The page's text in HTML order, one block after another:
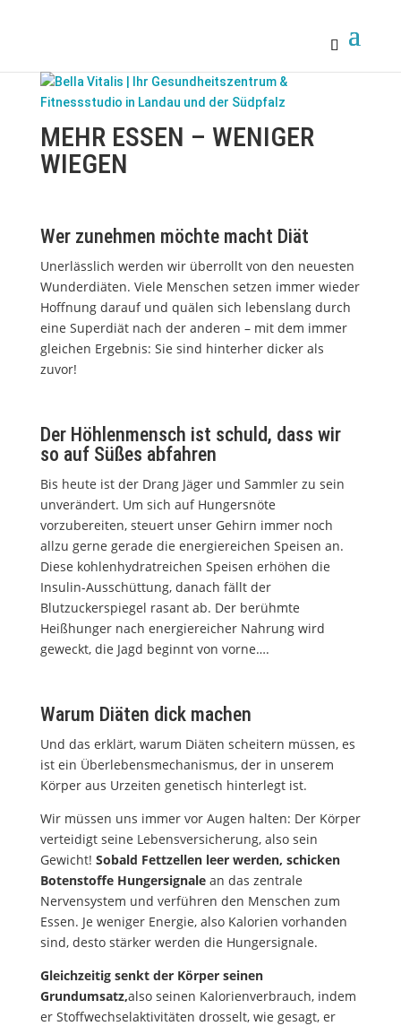
MEHR ESSEN – WENIGER
WIEGEN
Wer zunehmen möchte macht Diät
Unerlässlich werden wir überrollt von den neuesten
Wunderdiäten. Viele Menschen setzen immer wieder
Hoffnung darauf und quälen sich lebenslang durch
eine Superdiät nach der anderen – mit dem immer
gleichen Ergebnis: Sie sind hinterher dicker als
zuvor!
Der Höhlenmensch ist schuld, dass wir
so auf Süßes abfahren
Bis heute ist der Drang Jäger und Sammler zu sein
unverändert. Um sich auf Hungersnöte
vorzubereiten, steuert unser Gehirn immer noch
allzu gerne gerade die energiereichen Speisen an.
Diese kohlenhydratreichen Speisen erhöhen die
Insulin-Ausschüttung, danach fällt der
Blutzuckerspiegel rasant ab. Der berühmte
Heißhunger nach energiereicher Nahrung wird
geweckt, die Jagd beginnt von vorne….
Warum Diäten dick machen
Und das erklärt, warum Diäten scheitern müssen, es
ist ein Überlebensmechanismus, der in unserem
Körper aus Urzeiten genetisch hinterlegt ist.
Wir müssen uns immer vor Augen halten: Der Körper
verteidigt seine Lebensversicherung, also sein
Gewicht! Sobald Fettzellen leer werden, schicken
Botenstoffe Hungersignale an das zentrale
Nervensystem und verführen den Menschen zum
Essen. Je weniger Energie, also Kalorien vorhanden
sind, desto stärker werden die Hungersignale.
Gleichzeitig senkt der Körper seinen
Grundumsatz,also seinen Kalorienverbrauch, indem
er Stoffwechselaktivitäten drosselt, wie gesagt, er